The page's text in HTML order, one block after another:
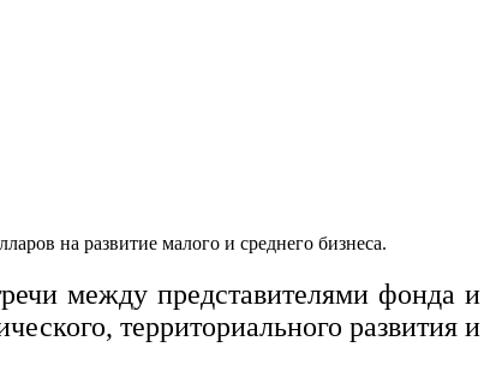
на развитие малого и среднего бизнеса.
между представителями фонда и
территориального развития и